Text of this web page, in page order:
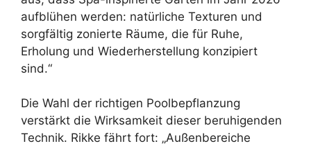
aufblühen werden: natürliche Texturen und
sorgfältig zonierte Räume, die für Ruhe,
Erholung und Wiederherstellung konzipiert
sind.“
Die Wahl der richtigen Poolbepflanzung
verstärkt die Wirksamkeit dieser beruhigenden
Technik. Rikke fährt fort: „Außenbereiche